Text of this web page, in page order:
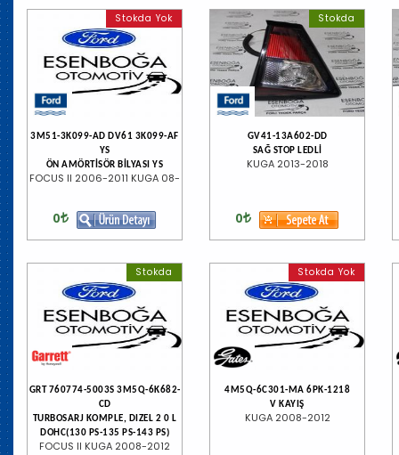
Stokda Yok
3M51-3K099-AD DV61 3K099-AF
YS
ÖN AMÖRTİSÖR BİLYASI YS
FOCUS II 2006-2011 KUGA 08-
0
Stokda
GV41-13A602-DD
SAĞ STOP LEDLİ
KUGA 2013-2018
0
Stokda
GRT 760774-5003S 3M5Q-6K682-
CD
TURBOSARJ KOMPLE, DIZEL 2 0 L
DOHC(130 PS-135 PS-143 PS)
FOCUS II KUGA 2008-2012
Stokda Yok
4M5Q-6C301-MA 6PK-1218
V KAYIŞ
KUGA 2008-2012